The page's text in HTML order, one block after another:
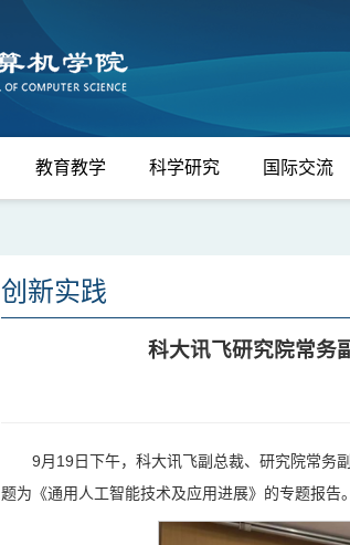
教育教学 科学研究 国际交流
创新实践
科大讯飞研究院常务
9月19日下午，科大讯飞副总裁、研究院常务
题为《通用人工智能技术及应用进展》的专题报告。